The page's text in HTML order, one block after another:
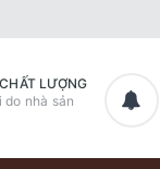
LƯỢNG
do nhà sản